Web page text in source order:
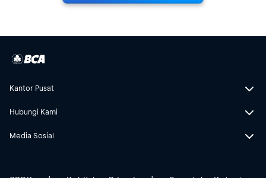
Kantor Pusat
Hubungi Kami
Media Sosial